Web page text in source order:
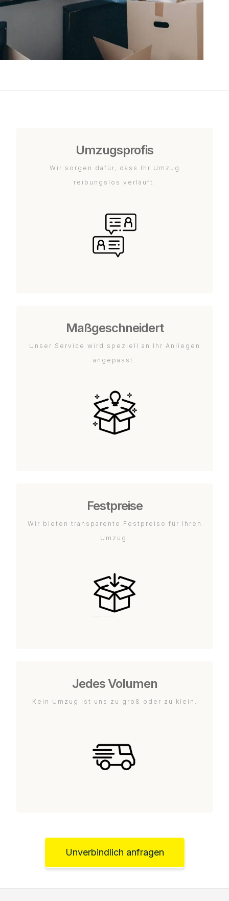
Umzugsprofis
Wir sorgen dafür, dass Ihr Umzug
reibungslos verläuft.
Maßgeschneidert
Unser Service wird speziell an Ihr Anliegen
angepasst.
Festpreise
Wir bieten transparente Festpreise für Ihren
Umzug.
Jedes Volumen
Kein Umzug ist uns zu groß oder zu klein.
Unverbindlich anfragen